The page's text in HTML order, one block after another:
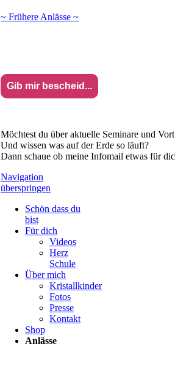
~ Frühere Anlässe ~
Gib mir bescheid...
Möchtest du über aktuelle Seminare und
Und wissen was auf der Erde so läuft?
Dann schaue ob meine Infomail etwas für
Navigation
überspringen
Schön dass du
bist
Für dich
Videos
Herz
Schule
Über mich
Kristallkinder
Fotos
Presse
Kontakt
Shop
Anlässe